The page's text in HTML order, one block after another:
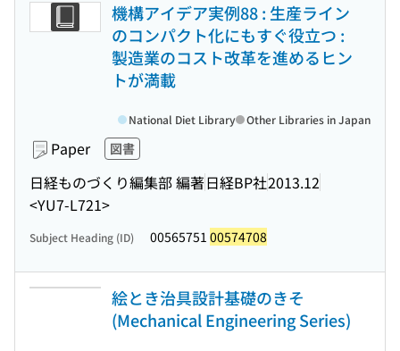
機構アイデア実例88 : 生産ライン
のコンパクト化にもすぐ役立つ :
製造業のコスト改革を進めるヒン
トが満載
Paper 図書
日経ものづくり編集部 編著日経BP社2013.12
<YU7-L721>
National Diet Library Other Libraries in Japan
Subject Heading (ID) 00565751 00574708
絵とき治具設計基礎のきそ
(Mechanical Engineering Series)